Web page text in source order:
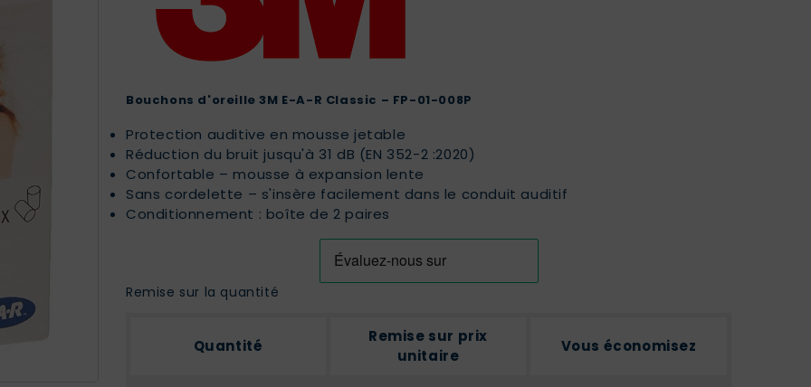
Bouchons d'oreille 3M E-A-R Classic – FP-01-008P
Protection auditive en mousse jetable
Réduction du bruit jusqu'à 31 dB (EN 352-2 :2020)
Confortable – mousse à expansion lente
Sans cordelette – s'insère facilement dans le conduit auditif
Conditionnement : boîte de 2 paires
Remise sur la quantité
Quantité
Remise sur prix
unitaire
Vous économisez